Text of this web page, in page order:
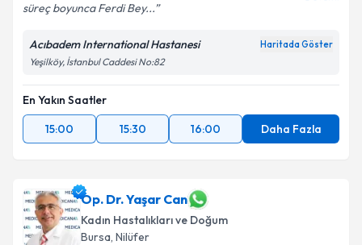
süreç boyunca Ferdi Bey...
Acıbadem International Hastanesi Haritada Göster
Yeşilköy, İstanbul Caddesi No:82
En Yakın Saatler
15:00
15:30 16:00 Daha Fazla
Op. Dr. Yaşar Can
Kadın Hastalıkları ve Doğum
Bursa, Nilüfer